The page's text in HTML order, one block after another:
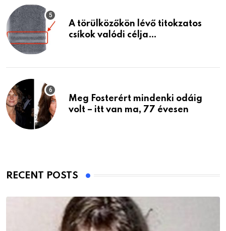
A törülközőkön lévő titokzatos
csíkok valódi célja…
Meg Fosterért mindenki odáig
volt – itt van ma, 77 évesen
RECENT POSTS